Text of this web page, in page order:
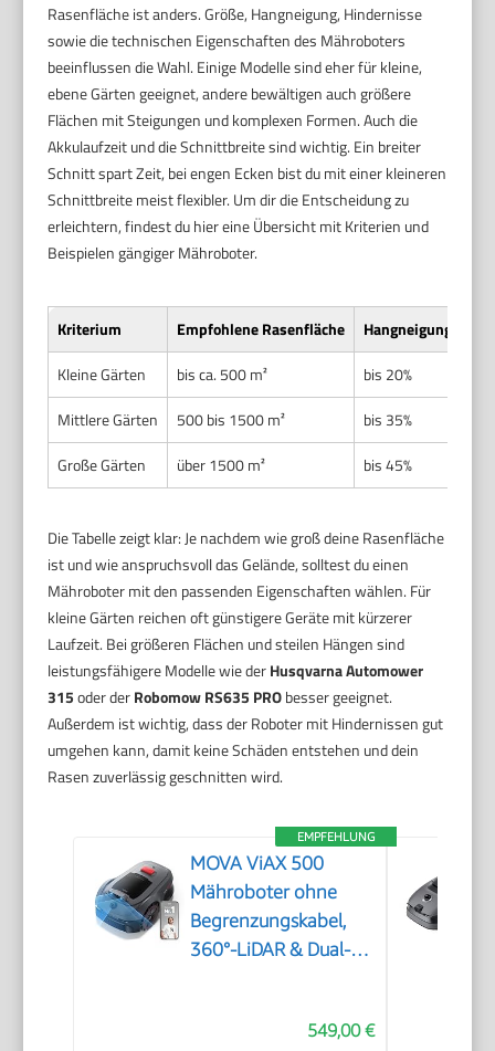
Rasenfläche ist anders. Größe, Hangneigung, Hindernisse
sowie die technischen Eigenschaften des Mähroboters
beeinflussen die Wahl. Einige Modelle sind eher für kleine,
ebene Gärten geeignet, andere bewältigen auch größere
Flächen mit Steigungen und komplexen Formen. Auch die
Akkulaufzeit und die Schnittbreite sind wichtig. Ein breiter
Schnitt spart Zeit, bei engen Ecken bist du mit einer kleineren
Schnittbreite meist flexibler. Um dir die Entscheidung zu
erleichtern, findest du hier eine Übersicht mit Kriterien und
Beispielen gängiger Mähroboter.
Kriterium Empfohlene Rasenfläche Hangneigung
Kleine Gärten
bis ca. 500 m² bis 20%
Mittlere Gärten
500 bis 1500 m² bis 35%
Große Gärten
über 1500 m² bis 45%
Die Tabelle zeigt klar: Je nachdem wie groß deine Rasenfläche
ist und wie anspruchsvoll das Gelände, solltest du einen
Mähroboter mit den passenden Eigenschaften wählen. Für
kleine Gärten reichen oft günstigere Geräte mit kürzerer
Laufzeit. Bei größeren Flächen und steilen Hängen sind
leistungsfähigere Modelle wie derHusqvarna Automower
315oder derRobomow RS635 PRObesser geeignet.
Außerdem ist wichtig, dass der Roboter mit Hindernissen gut
umgehen kann, damit keine Schäden entstehen und dein
Rasen zuverlässig geschnitten wird.
EMPFEHLUNG
MOVA ViAX 500
Mähroboter ohne
Begrenzungskabel,
360°-LiDAR & Dual-KI-
549,00 €